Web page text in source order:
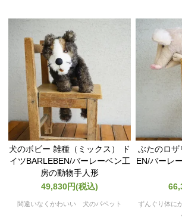
犬のボビー 雑種（ミックス） ド
イツBARLEBEN/バーレーベン工
房の動物手人形
49,830円(税込)
間違いなくかわいい 犬のパペット
ぶたのロザ
EN/バーレ
ずんぐり体に